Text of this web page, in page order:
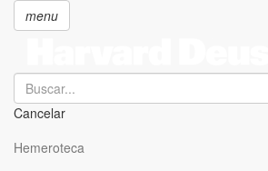
menu
Search
Cancelar
Hemeroteca